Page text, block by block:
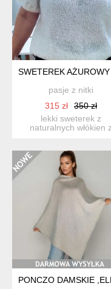
SWETEREK
pasje z nitki
315 zł
350 zł
lekki sweterek z
naturalnych włókien z
PONCZO DAMSKIE